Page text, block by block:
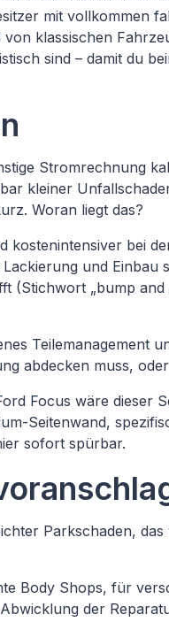
mit vollkommen
klassischen
sind – damit du
Stromrechnung
kleiner
Woran liegt das?
bei
und Einbau
„bump
Teilemanagement
abdecken muss,
Focus wäre dieser
Seitenwand,
sofort spürbar.
Parkschaden,
Body Shops, für
der